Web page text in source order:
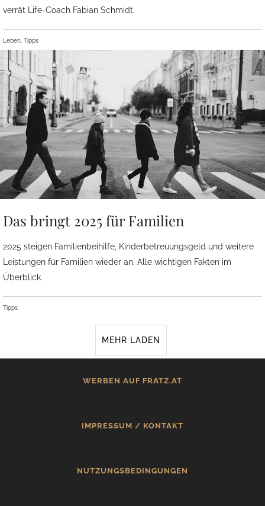
verrät Life-Coach Fabian Schmidt.
Leben, Tipps
Das bringt 2025 für Familien
2025 steigen Familienbeihilfe, Kinderbetreuungsgeld und weitere
Leistungen für Familien wieder an. Alle wichtigen Fakten im
Überblick.
Tipps
MEHR LADEN
WERBEN AUF FRATZ.AT
IMPRESSUM / KONTAKT
NUTZUNGSBEDINGUNGEN